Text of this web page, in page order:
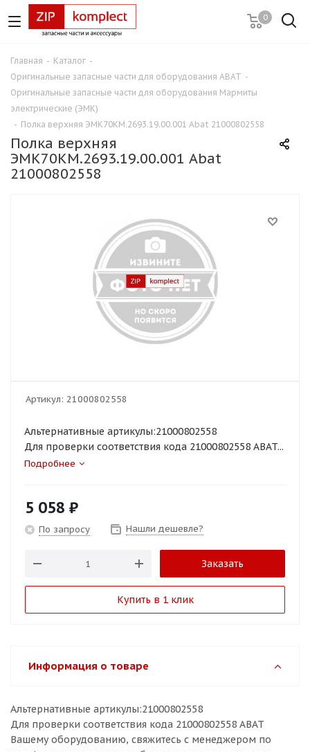
0
Главная - Каталог -
Оригинальные запасные части для оборудования ABAT -
Оригинальные запасные части для оборудования Мармиты
электрические (ЭМК)
- Полка верхняя ЭМК70КМ.2693.19.00.001 Abat 21000802558
Полка верхняя
ЭМК70КМ.2693.19.00.001 Abat
21000802558
Артикул: 21000802558
Альтернативные артикулы:21000802558
Для проверки соответствия кода 21000802558 ABAT...
Подробнее
5 058 ₽
По запросу Нашли дешевле?
Заказать
Купить в 1 клик
Информация о товаре
Альтернативные артикулы:21000802558
Для проверки соответствия кода 21000802558 ABAT
Вашему оборудованию, свяжитесь с менеджером по